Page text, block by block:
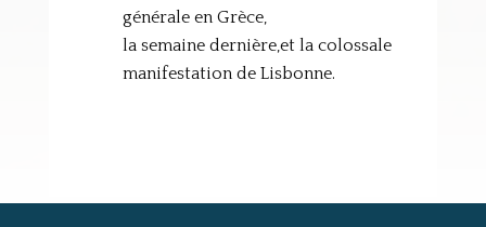
générale en Grèce,
la semaine dernière,et la colossale
manifestation de Lisbonne.